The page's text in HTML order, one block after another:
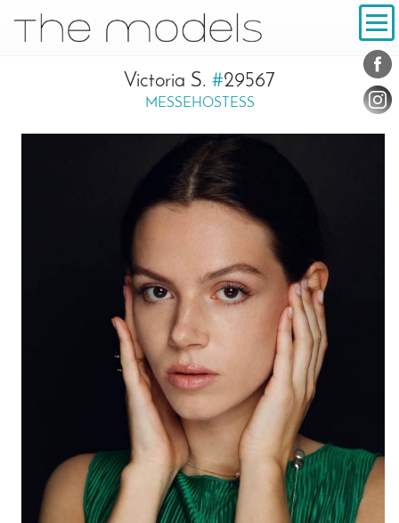
Navigation
Victoria S. #29567
MESSEHOSTESS